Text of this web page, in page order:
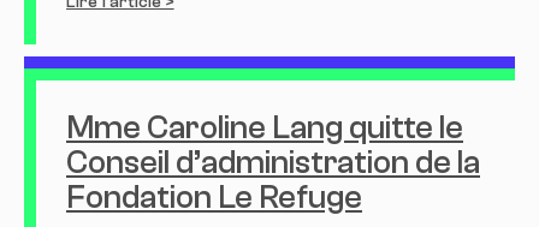
Mme Caroline Lang quitte le
Conseil d’administration de la
Fondation Le Refuge